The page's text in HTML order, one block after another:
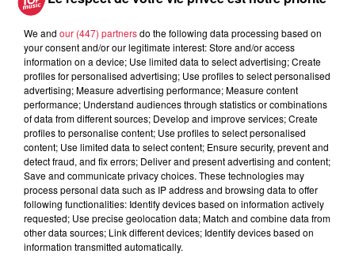
A lire aussi
6 août 2026
À Hoerdt, de l’eau brune sort des
robinets
6 août 2026
Tags antisémites à Strasbourg :
Catherine Trautmann réagit
We and our (447) partnersdo the following data processing based on
your consent and/or our legitimate interest: Store and/or access
information on a device; Use limited data to select advertising; Create
profiles for personalised advertising; Use profiles to select personalised
advertising; Measure advertising performance; Measure content
performance; Understand audiences through statistics or combinations
of data from different sources; Develop and improve services; Create
profiles to personalise content; Use profiles to select personalised
content; Use limited data to select content; Ensure security, prevent and
detect fraud, and fix errors; Deliver and present advertising and content;
Save and communicate privacy choices. These technologies may
process personal data such as IP address and browsing data to offer
following functionalities: Identify devices based on information actively
requested; Use precise geolocation data; Match and combine data from
other data sources; Link different devices; Identify devices based on
information transmitted automatically.